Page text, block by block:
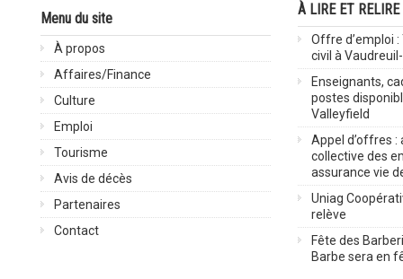
Menu du site
À propos
Affaires/Finance
Culture
Emploi
Tourisme
Avis de décès
Partenaires
Contact
À LIRE ET RELIRE
Offre d’emploi
civil à
Enseignants,
postes
Valleyfield
Appel d’offres :
collective des
assurance vie
Uniag
relève
Fête des
Barbe sera en